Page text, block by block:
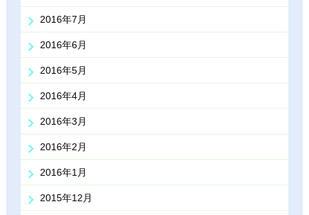
2016年7月
2016年6月
2016年5月
2016年4月
2016年3月
2016年2月
2016年1月
2015年12月